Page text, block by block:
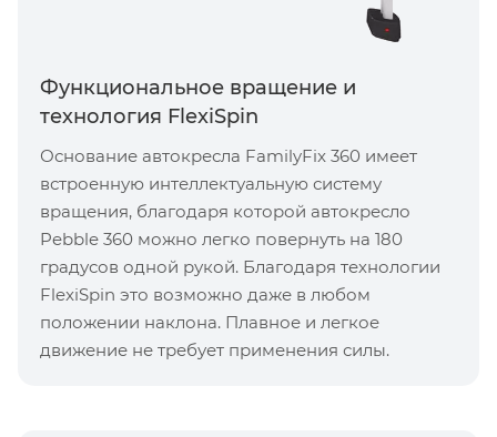
Функциональное вращение и
технология FlexiSpin
Основание автокресла FamilyFix 360 имеет
встроенную интеллектуальную систему
вращения, благодаря которой автокресло
Pebble 360 ​​можно легко повернуть на 180
градусов одной рукой. Благодаря технологии
FlexiSpin это возможно даже в любом
положении наклона. Плавное и легкое
движение не требует применения силы.